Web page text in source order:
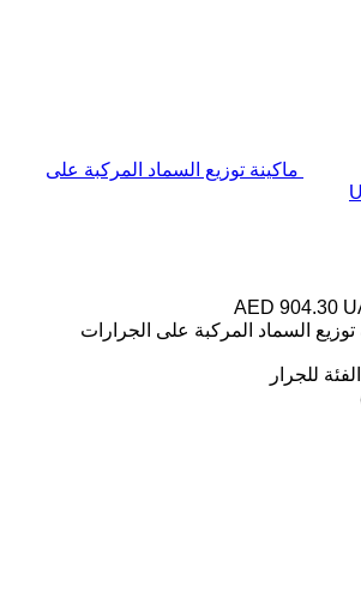
ماكينة توزيع السماد المركبة على
AED 904.30
توزيع السماد المركبة على الجرارات
الفئة للجرار